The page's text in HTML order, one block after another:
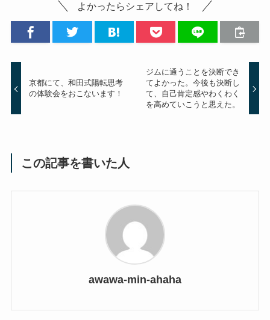
よかったらシェアしてね！
京都にて、和田式陽転思考
の体験会をおこないます！
ジムに通うことを決断でき
てよかった。今後も決断し
て、自己肯定感やわくわく
を高めていこうと思えた。
この記事を書いた人
awawa-min-ahaha